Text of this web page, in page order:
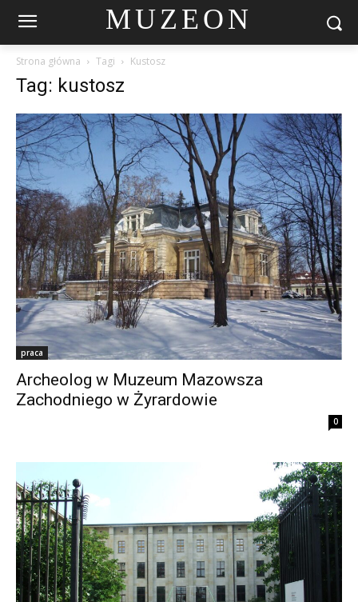
MUZEON
Strona główna Tagi Kustosz
Tag: kustosz
praca
Archeolog w Muzeum Mazowsza
Zachodniego w Żyrardowie
0